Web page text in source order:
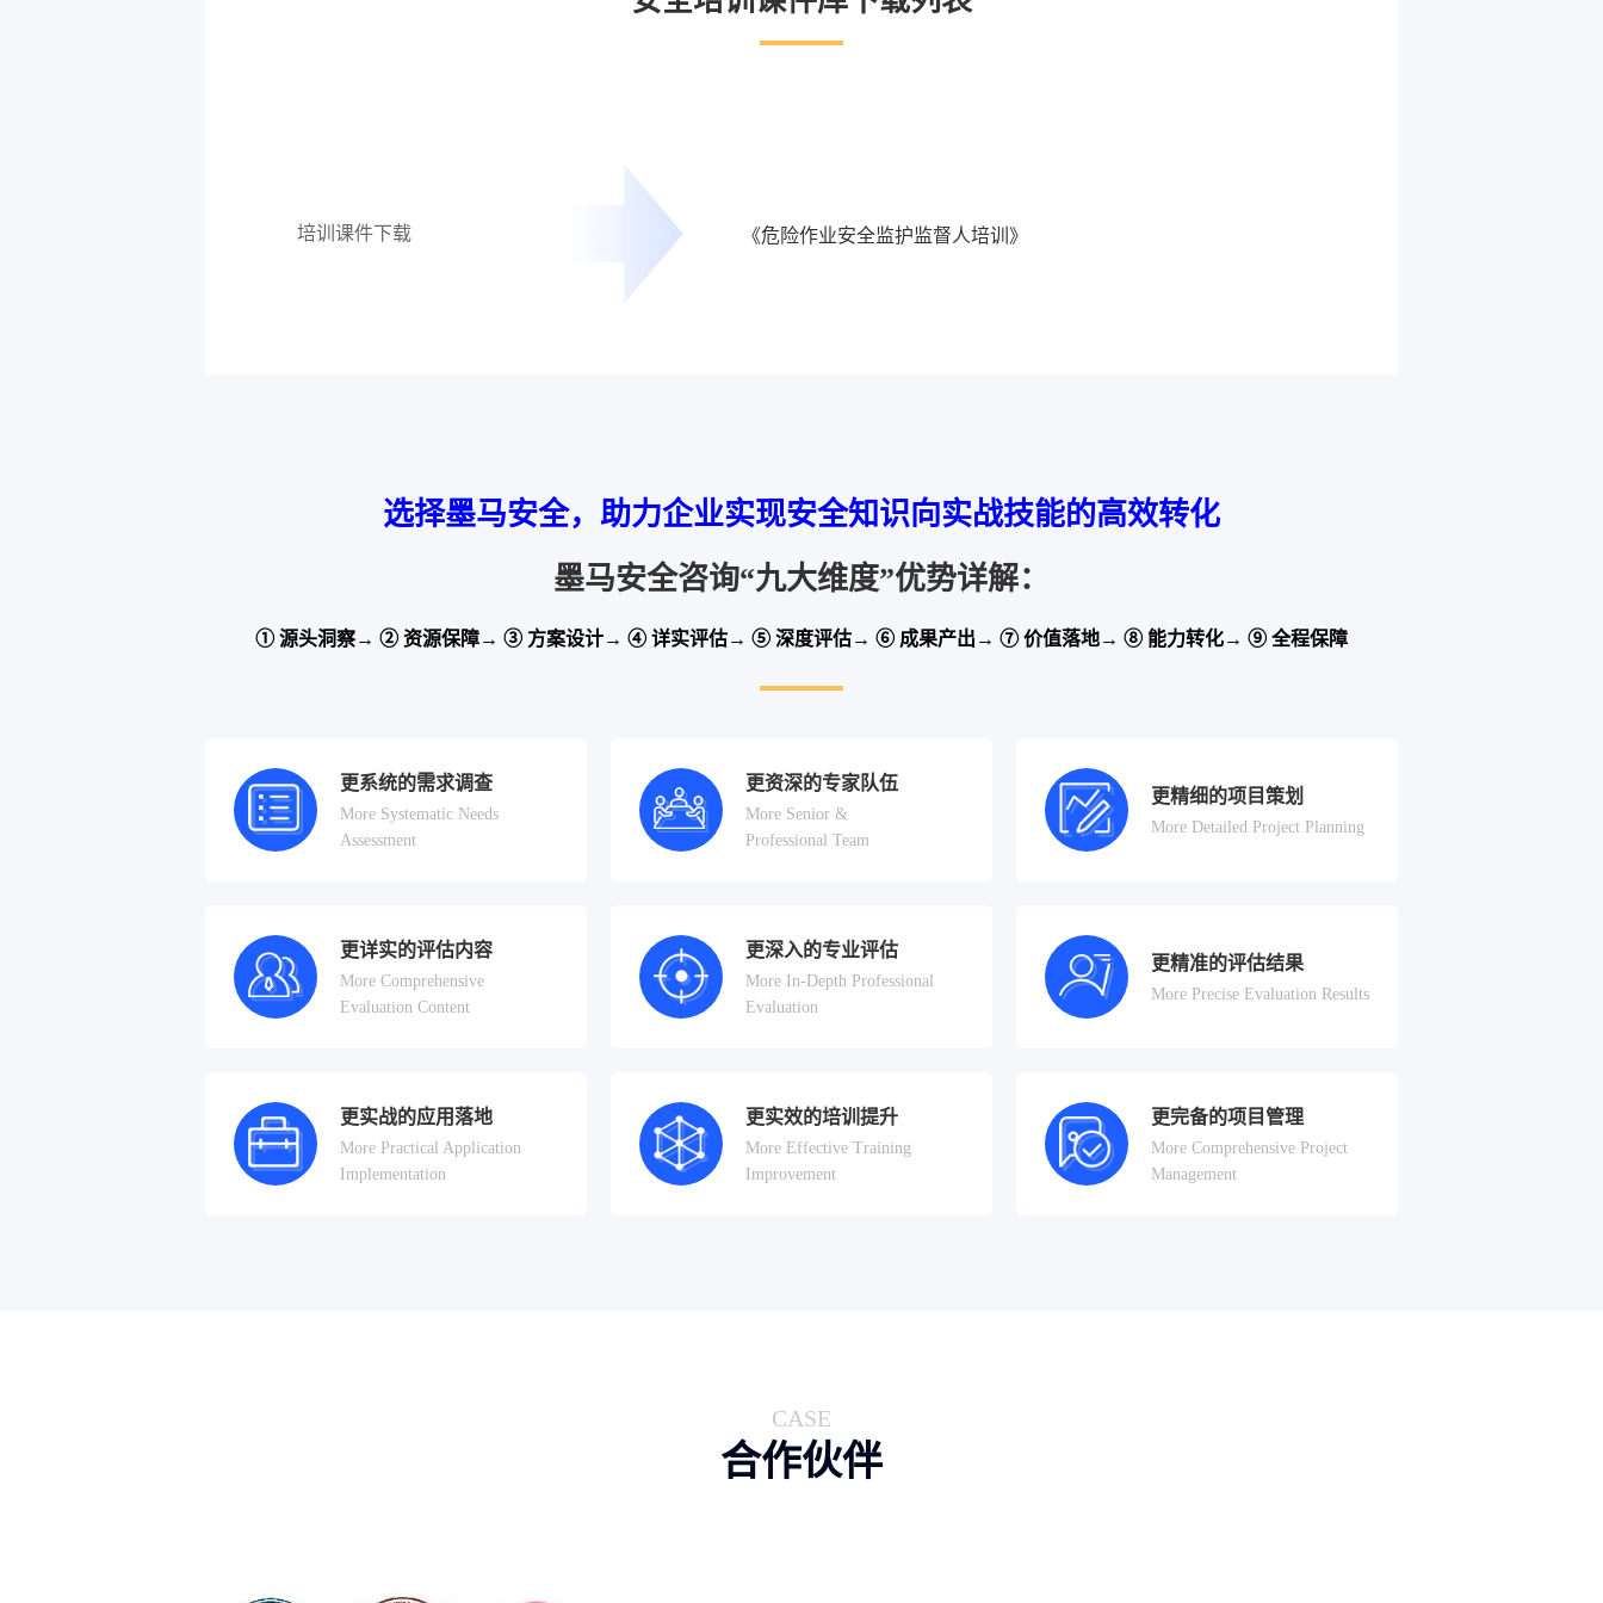
培训课件下载 《危险作业安全监护监督人培训》
选择墨马安全，助力企业实现安全知识向实战技能的高效转化
墨马安全咨询“九大维度”优势详解：
① 源头洞察→ ② 资源保障→ ③ 方案设计→ ④ 详实评估→ ⑤ 深度评估→ ⑥ 成果产出→ ⑦ 价值落地→ ⑧ 能力转化→ ⑨ 全程保障
更系统的需求调查
More Systematic Needs
Assessment
更资深的专家队伍
More Senior &
Professional Team
更精细的项目策划
More Detailed Project Planning
更详实的评估内容
More Comprehensive
Evaluation Content
更深入的专业评估
More In-Depth Professional
Evaluation
更精准的评估结果
More Precise Evaluation Results
更实战的应用落地
More Practical Application
Implementation
更实效的培训提升
More Effective Training
Improvement
更完备的项目管理
More Comprehensive Project
Management
CASE
合作伙伴